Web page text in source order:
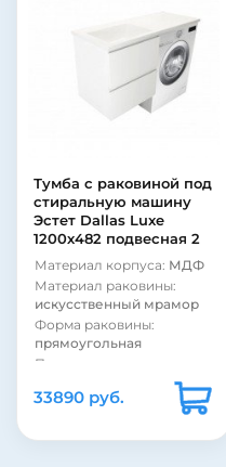
напольный
Под стиральную машину:
современный
Материал раковины:
Материал фасада: МДФ
Покрытие корпуса:
пленка
Покрытие корпуса:
глянцевое
Форма раковины:
прямоугольная
Тумба с раковиной под
стиральную машину
Эстет Dallas Luxe
1200х482 подвесная 2
ящика
Материал корпуса: МДФ
Материал раковины:
искусственный мрамор
Форма раковины:
прямоугольная
Покрытие корпуса:
Покрытие корпуса:
Материал фасада: МДФ
33890 руб.